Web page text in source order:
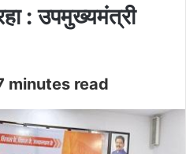
: उपमुख्यमंत्री
minutes read